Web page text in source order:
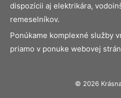
dispozícii aj elektrikára,
remeselníkov.
Ponúkame komplexné služby
priamo v ponuke webovej
© 2026